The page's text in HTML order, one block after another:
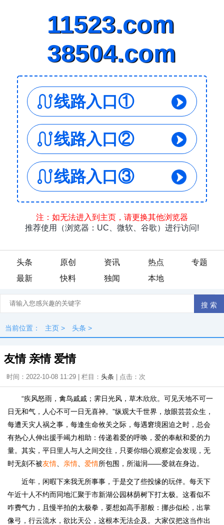
头条 原创 资讯 热点
专题
最新
快料 独闻 本地
当前位置： 主页 > 头条 >
友情 亲情 爱情
时间：2022-10-08 11:29 | 栏目： 头条 | 点击： 次
“疾风怒雨，禽鸟戚戚；霁日光风，草木欣欣。可见天地不可一
日无和气，人心不可一日无喜神。”纵观大千世界，放眼芸芸众生，
每遭天灾人祸之事，每逢生命攸关之际，每遇窘境困迫之时，总会
有热心人伸出援手竭力相助：传递着爱的呼唤，爱的奉献和爱的力
量。其实，平日里人与人之间交往，只要你细心观察定会发现，无
时无刻不被友情 亲情 爱情所包围，所滋润——爱就在身边。
近年，闲暇下来我无所事事，于是交了些投缘的玩伴。每天下
午近十人不约而同地汇聚于市新湖公园林荫树下打太极。这看似不
咋费气力，且慢半拍的太极拳，要想如高手那般：挪步似松，出掌
像弓，行云流水，欲比天公，这根本无法企及。大家仅把这当作出